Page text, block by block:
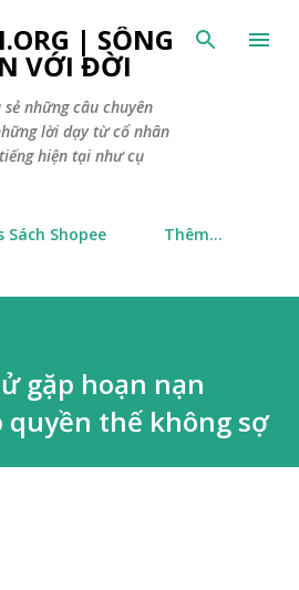
đến nội dung chính
| SỐNG
VỚI ĐỜI
những câu chuyên
lời dạy từ cổ nhân
hiện tại như cụ
Sách Shopee Thêm…
gặp hoạn nạn
quyền thế không sợ